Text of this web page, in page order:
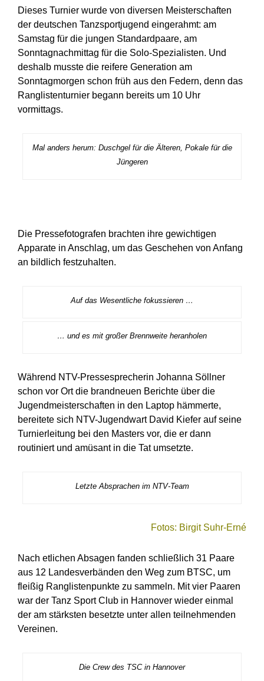
Dieses Turnier wurde von diversen Meisterschaften
der deutschen Tanzsportjugend eingerahmt: am
Samstag für die jungen Standardpaare, am
Sonntagnachmittag für die Solo-Spezialisten. Und
deshalb musste die reifere Generation am
Sonntagmorgen schon früh aus den Federn, denn das
Ranglistenturnier begann bereits um 10 Uhr
vormittags.
Mal anders herum: Duschgel für die Älteren, Pokale für die
Jüngeren
Die Pressefotografen brachten ihre gewichtigen
Apparate in Anschlag, um das Geschehen von Anfang
an bildlich festzuhalten.
Auf das Wesentliche fokussieren …
… und es mit großer Brennweite heranholen
Während NTV-Pressesprecherin Johanna Söllner
schon vor Ort die brandneuen Berichte über die
Jugendmeisterschaften in den Laptop hämmerte,
bereitete sich NTV-Jugendwart David Kiefer auf seine
Turnierleitung bei den Masters vor, die er dann
routiniert und amüsant in die Tat umsetzte.
Letzte Absprachen im NTV-Team
Fotos: Birgit Suhr-Erné
Nach etlichen Absagen fanden schließlich 31 Paare
aus 12 Landesverbänden den Weg zum BTSC, um
fleißig Ranglistenpunkte zu sammeln. Mit vier Paaren
war der Tanz Sport Club in Hannover wieder einmal
der am stärksten besetzte unter allen teilnehmenden
Vereinen.
Die Crew des TSC in Hannover